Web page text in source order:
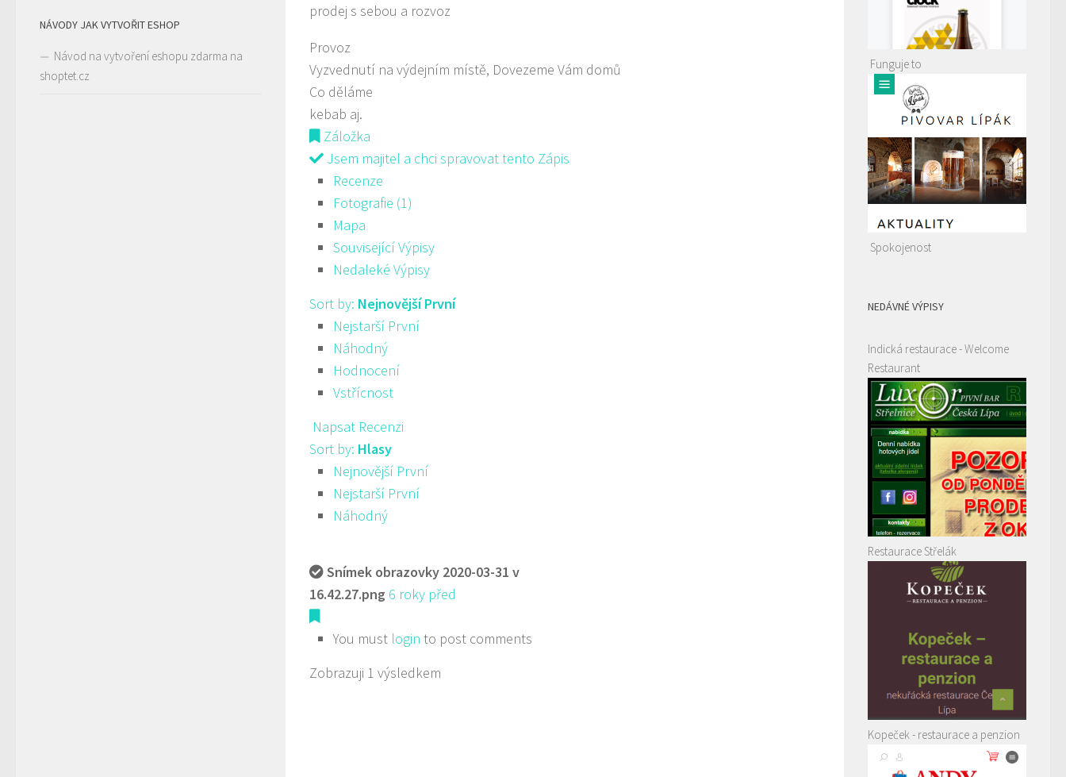
prodej s sebou a rozvoz
Provoz
Vyzvednutí na výdejním místě, Dovezeme Vám domů
Co děláme
kebab aj.
Záložka
Jsem majitel a chci spravovat tento Zápis
Recenze
Fotografie (1)
Mapa
Související Výpisy
Nedaleké Výpisy
Sort by: Nejnovější První
Nejstarší První
Náhodný
Hodnocení
Vstřícnost
Napsat Recenzi
Sort by: Hlasy
Nejnovější První
Nejstarší První
Náhodný
Snímek obrazovky 2020-03-31 v
16.42.27.png 6 roky před
You must login to post comments
Zobrazuji 1 výsledkem
NÁVODY JAK VYTVOŘIT ESHOP
Návod na vytvoření eshopu zdarma na
shoptet.cz
Funguje to
Spokojenost
NEDÁVNÉ VÝPISY
Indická restaurace - Welcome
Restaurant
Restaurace Střelák
Kopeček - restaurace a penzion